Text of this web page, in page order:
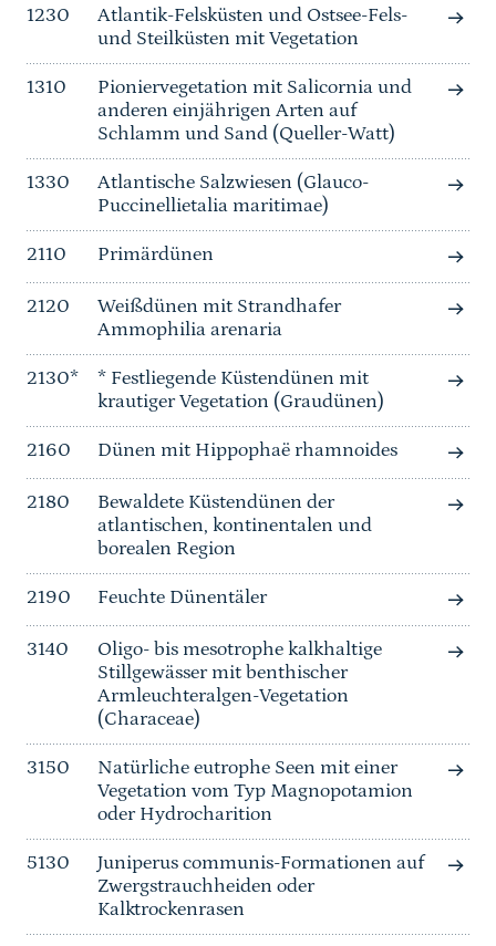
1230
Atlantik-Felsküsten und Ostsee-Fels-
und Steilküsten mit Vegetation
1310
Pioniervegetation mit Salicornia und
anderen einjährigen Arten auf
Schlamm und Sand (Queller-Watt)
1330
Atlantische Salzwiesen (Glauco-
Puccinellietalia maritimae)
2110 Primärdünen
2120
Weißdünen mit Strandhafer
Ammophilia arenaria
2130*
* Festliegende Küstendünen mit
krautiger Vegetation (Graudünen)
2160 Dünen mit Hippophaë rhamnoides
2180
Bewaldete Küstendünen der
atlantischen, kontinentalen und
borealen Region
2190 Feuchte Dünentäler
3140
Oligo- bis mesotrophe kalkhaltige
Stillgewässer mit benthischer
Armleuchteralgen-Vegetation
(Characeae)
3150
Natürliche eutrophe Seen mit einer
Vegetation vom Typ Magnopotamion
oder Hydrocharition
5130
Juniperus communis-Formationen auf
Zwergstrauchheiden oder
Kalktrockenrasen